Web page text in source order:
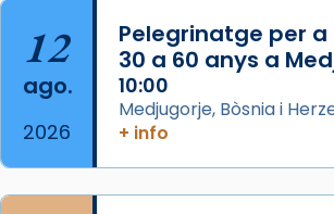
Foto
View on Facebook ·
12
ago.
2026
Pelegrinatge per
30 a 60 anys a
10:00
Medjugorje, Bòsnia i
+ info